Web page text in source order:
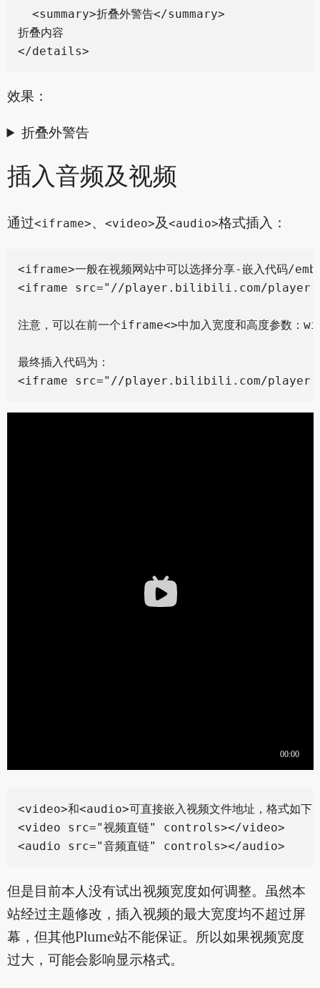
  <summary>折叠外警告</summary>
折叠内容
效果：
折叠外警告
插入音频及视频
通过<iframe>、 <video>及<audio>格式插入：
<iframe>一般在视频网站中可以选择分享-嵌入代码/
<iframe src="//player.bilibili.com/
注意，可以在前一个iframe<>中加入宽度和高度参数
最终插入代码为：
<video>和<audio>可直接嵌入视频文件地址，格式如下
<video src="视频直链" controls></video>
但是目前本人没有试出视频宽度如何调整。虽然本
站经过主题修改，插入视频的最大宽度均不超过屏
幕，但其他Plume站不能保证。所以如果视频宽度
过大，可能会影响显示格式。